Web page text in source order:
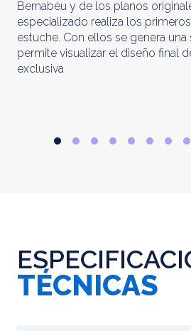
Bernabéu y de los planos
especializado realiza los
estuche. Con ellos se genera
permite visualizar el diseño final
exclusiva
TÉCNICAS